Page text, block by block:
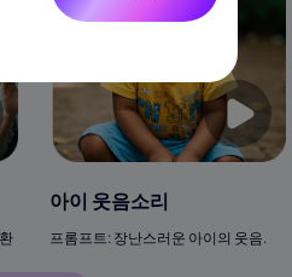
아이 웃음소리
프롬프트: 장난스러운 아이의 웃음.